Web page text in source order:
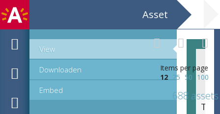
Asset
View
Downloaden
Embed
Items per page
12
25 50 100
688 assets